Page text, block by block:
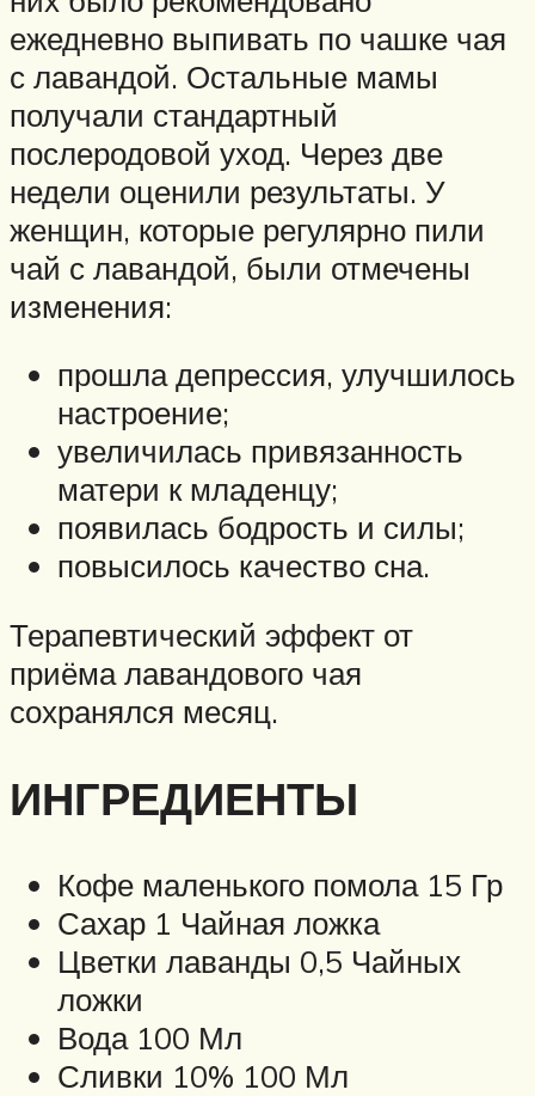
ежедневно выпивать по чашке чая
с лавандой. Остальные мамы
получали стандартный
послеродовой уход. Через две
недели оценили результаты. У
женщин, которые регулярно пили
чай с лавандой, были отмечены
изменения:
прошла депрессия, улучшилось
настроение;
увеличилась привязанность
матери к младенцу;
появилась бодрость и силы;
повысилось качество сна.
Терапевтический эффект от
приёма лавандового чая
сохранялся месяц.
ИНГРЕДИЕНТЫ
Кофе маленького помола 15 Гр
Сахар 1 Чайная ложка
Цветки лаванды 0,5 Чайных
ложки
Вода 100 Мл
Сливки 10% 100 Мл